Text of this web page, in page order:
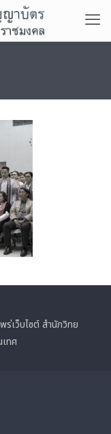
เว็บไซต์ สำนักวิทย
ทศ